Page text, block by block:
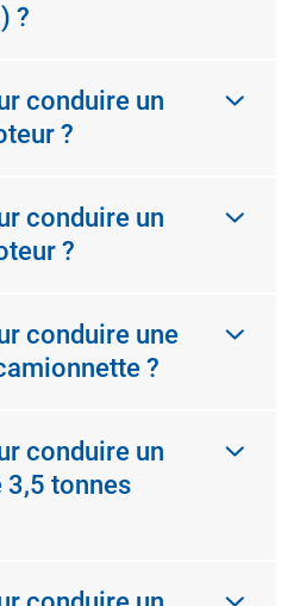
?
conduire un
?
conduire un
?
conduire une
?
conduire un
3,5 tonnes